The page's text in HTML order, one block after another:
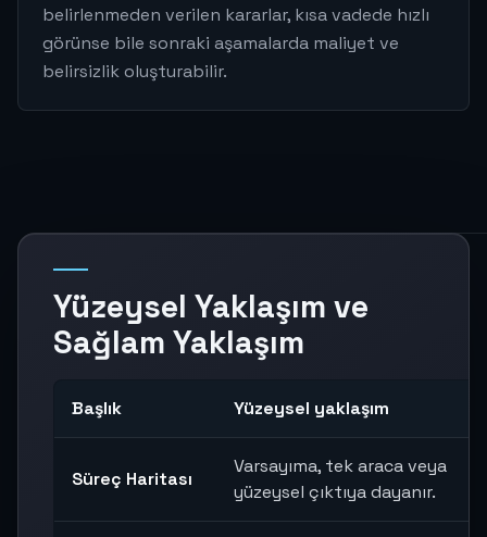
belirlenmeden verilen kararlar, kısa vadede hızlı
görünse bile sonraki aşamalarda maliyet ve
belirsizlik oluşturabilir.
Yüzeysel Yaklaşım ve
Sağlam Yaklaşım
Başlık Yüzeysel yaklaşım
Süreç Haritası
Varsayıma, tek araca veya
yüzeysel çıktıya dayanır.